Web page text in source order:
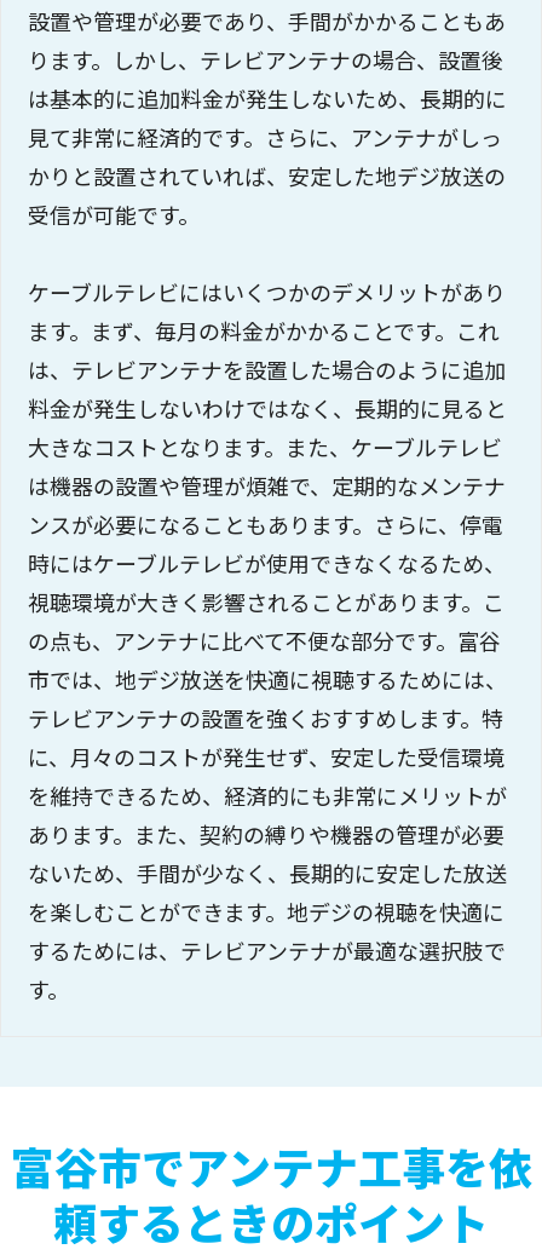
設置や管理が必要であり、手間がかかることもあ
ります。しかし、テレビアンテナの場合、設置後
は基本的に追加料金が発生しないため、長期的に
見て非常に経済的です。さらに、アンテナがしっ
かりと設置されていれば、安定した地デジ放送の
受信が可能です。
ケーブルテレビにはいくつかのデメリットがあり
ます。まず、毎月の料金がかかることです。これ
は、テレビアンテナを設置した場合のように追加
料金が発生しないわけではなく、長期的に見ると
大きなコストとなります。また、ケーブルテレビ
は機器の設置や管理が煩雑で、定期的なメンテナ
ンスが必要になることもあります。さらに、停電
時にはケーブルテレビが使用できなくなるため、
視聴環境が大きく影響されることがあります。こ
の点も、アンテナに比べて不便な部分です。富谷
市では、地デジ放送を快適に視聴するためには、
テレビアンテナの設置を強くおすすめします。特
に、月々のコストが発生せず、安定した受信環境
を維持できるため、経済的にも非常にメリットが
あります。また、契約の縛りや機器の管理が必要
ないため、手間が少なく、長期的に安定した放送
を楽しむことができます。地デジの視聴を快適に
するためには、テレビアンテナが最適な選択肢で
す。
富谷市でアンテナ工事を依
頼するときのポイント